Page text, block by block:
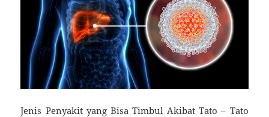
Jenis Penyakit yang Bisa Timbul Akibat Tato – Tato